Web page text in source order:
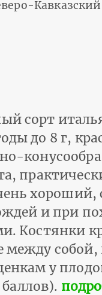
сорт
до 8 г,
хороший,
и при
Костянки
между
у